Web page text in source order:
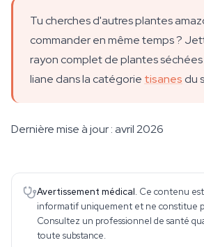
Tu cherches d'autres plantes
commander en même temps ?
rayon complet de plantes
liane dans la catégorie tisanes du
Dernière mise à jour : avril 2026
Avertissement médical. Ce contenu
informatif uniquement et ne constitue
Consultez un professionnel de santé
toute substance.